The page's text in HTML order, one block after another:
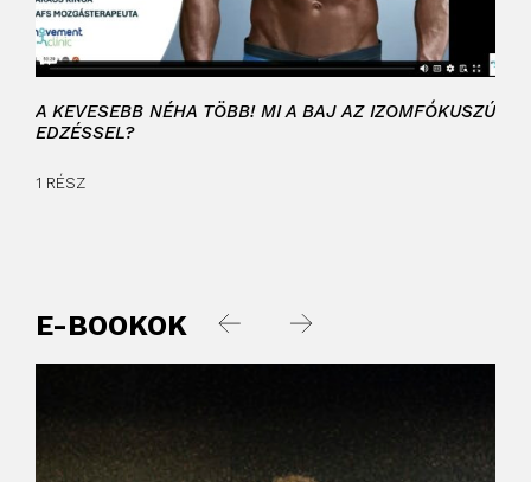
A KEVESEBB NÉHA TÖBB! MI A BAJ AZ IZOMFÓKUSZÚ
EDZÉSSEL?
1 RÉSZ
E-BOOKOK